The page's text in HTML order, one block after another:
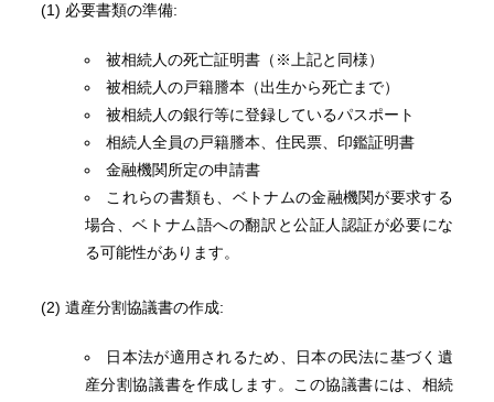
(1) 必要書類の準備:
被相続人の死亡証明書（※上記と同様）
被相続人の戸籍謄本（出生から死亡まで）
被相続人の銀行等に登録しているパスポート
相続人全員の戸籍謄本、住民票、印鑑証明書
金融機関所定の申請書
これらの書類も、ベトナムの金融機関が要求する
場合、ベトナム語への翻訳と公証人認証が必要にな
る可能性があります。
(2) 遺産分割協議書の作成:
日本法が適用されるため、日本の民法に基づく遺
産分割協議書を作成します。この協議書には、相続